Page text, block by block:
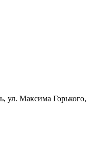
ул. Максима Горького,